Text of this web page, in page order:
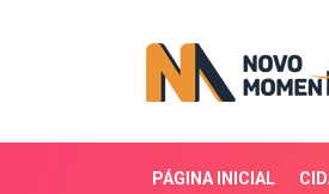
PÁGINA INICIAL